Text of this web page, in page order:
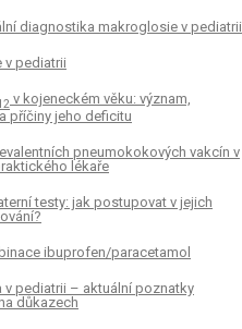
diagnostika makroglosie v pediatrii
v pediatrii
v kojeneckém věku: význam,
příčiny jeho deficitu
pneumokokových vakcín v
lékaře
testy: jak postupovat v jejich
ibuprofen/paracetamol
v pediatrii – aktuální poznatky
důkazech